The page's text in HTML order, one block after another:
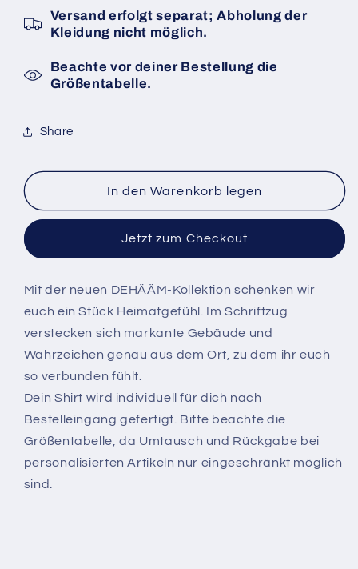
Dehääm
Dehääm
Versand erfolgt separat; Abholung der
Kleidung nicht möglich.
Beachte vor deiner Bestellung die
Größentabelle.
Share
In den Warenkorb legen
Jetzt zum Checkout
Mit der neuen DEHÄÄM-Kollektion schenken wir
euch ein Stück Heimatgefühl. Im Schriftzug
verstecken sich markante Gebäude und
Wahrzeichen genau aus dem Ort, zu dem ihr euch
so verbunden fühlt.
Dein Shirt wird individuell für dich nach
Bestelleingang gefertigt. Bitte beachte die
Größentabelle, da Umtausch und Rückgabe bei
personalisierten Artikeln nur eingeschränkt möglich
sind.